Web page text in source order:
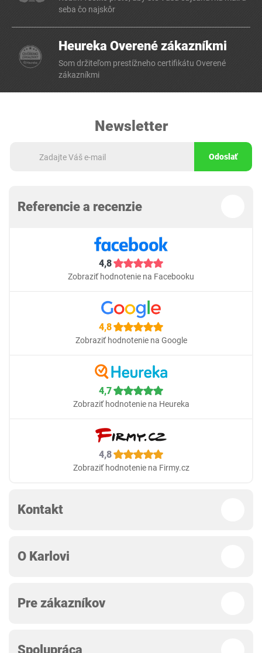
seba čo najskôr
Heureka Overené zákazníkmi
Som držiteľom prestížneho certifikátu Overené
zákazníkmi
Newsletter
Odoslať
Referencie a recenzie
4,8
Zobraziť hodnotenie na Facebooku
4,8
Zobraziť hodnotenie na Google
4,7
Zobraziť hodnotenie na Heureka
4,8
Zobraziť hodnotenie na Firmy.cz
Kontakt
O Karlovi
Pre zákazníkov
Spolupráca